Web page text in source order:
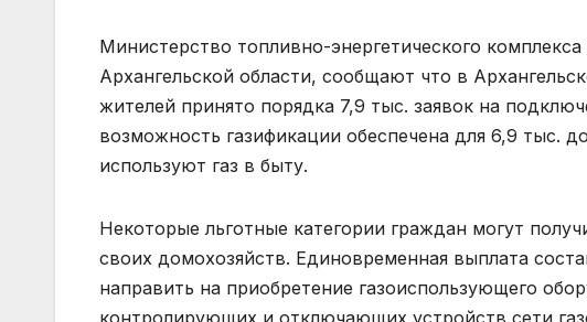
Министерство топливно-энергетического
Архангельской области, сообщают что в
жителей принято порядка 7,9 тыс. заявок на
возможность газификации обеспечена для 6,9 тыс.
используют газ в быту.
Некоторые льготные категории граждан могут
своих домохозяйств. Единовременная выплата
направить на приобретение газоиспользующего
контролирующих и отключающих устройств сети